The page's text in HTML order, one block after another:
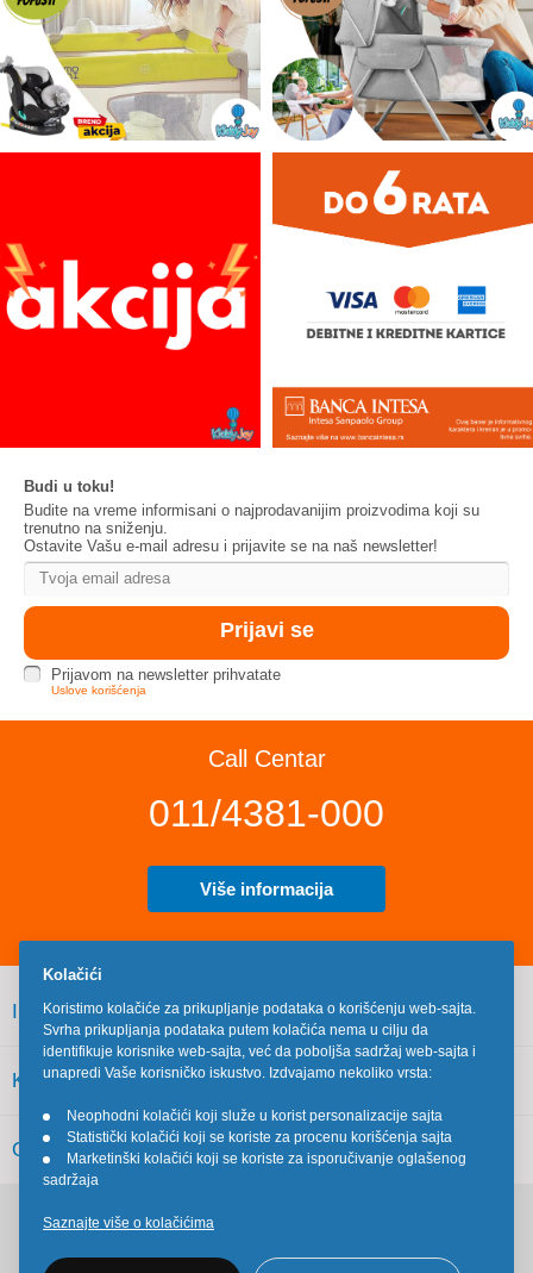
Budi u toku!
Budite na vreme informisani o najprodavanijim proizvodima koji su
trenutno na sniženju.
Ostavite Vašu e-mail adresu i prijavite se na naš newsletter!
Prijavom na newsletter prihvatate
Uslove korišćenja
Call Centar
011/4381-000
Više informacija
INFORMACIJE
KORISNIČKI SERVIS
OSTALO
Kolačići
Koristimo kolačiće za prikupljanje podataka o korišćenju web-sajta.
Svrha prikupljanja podataka putem kolačića nema u cilju da
identifikuje korisnike web-sajta, već da poboljša sadržaj web-sajta i
unapredi Vaše korisničko iskustvo. Izdvajamo nekoliko vrsta:
•
Neophodni kolačići koji služe u korist personalizacije sajta
•
Statistički kolačići koji se koriste za procenu korišćenja sajta
•
Marketinški kolačići koji se koriste za isporučivanje oglašenog
sadržaja
Saznajte više o kolačićima